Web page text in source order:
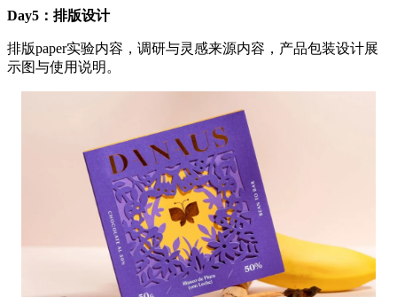
Day5：排版设计
排版paper实验内容，调研与灵感来源内容，产品包装设计展
示图与使用说明。